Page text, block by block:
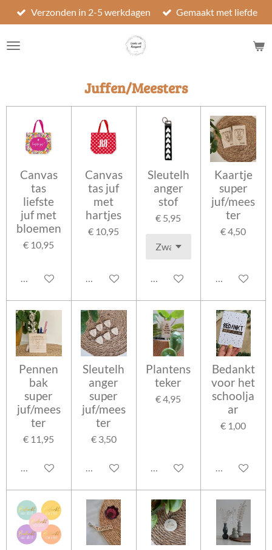
Ga
direct
naar
Verzonden in 2-5 werkdagen Gemaakt met liefde
Juffen/Meesters
Canvas
tas
liefste
juf met
bloemen
€ 10,95
In winkelwagen
Canvas
tas juf
met
hartjes
€ 10,95
In winkelwagen
Sleutelh
anger
stof
€ 5,95
In winkelwagen
Kaartje
super
juf/mees
ter
€ 4,50
Bekijk details
Pennen
bak
super
juf/mees
ter
€ 11,95
Bekijk details
Sleutelh
anger
super
juf/mees
ter
€ 3,50
Bekijk details
Plantens
teker
€ 4,95
Bekijk details
Bedankt
voor het
schoolja
ar
€ 1,00
In